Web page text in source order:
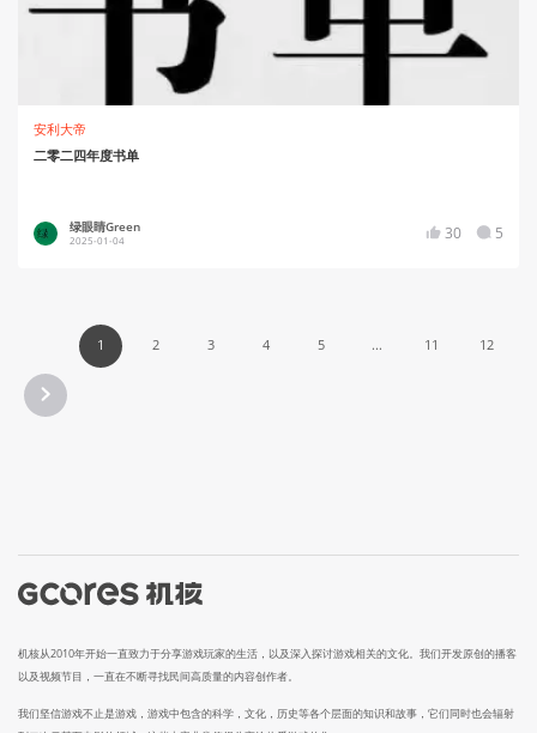
安利大帝
二零二四年度书单
绿眼睛Green
2025-01-04 30 5
1 2 3 4 5 ... 11 12
机核从2010年开始一直致力于分享游戏玩家的生活，以及深入探讨游戏相关的文化。我们开发原创的播客
以及视频节目，一直在不断寻找民间高质量的内容创作者。
我们坚信游戏不止是游戏，游戏中包含的科学，文化，历史等各个层面的知识和故事，它们同时也会辐射